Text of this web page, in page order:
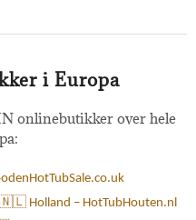
i Europa
onlinebutikker over hele
Holland – HotTubHouten.nl